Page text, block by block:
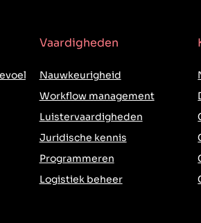
Vaardigheden
Nauwkeurigheid
Workflow management
Luistervaardigheden
Juridische kennis
Programmeren
Logistiek beheer